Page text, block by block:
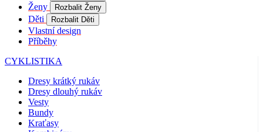
Ženy Rozbalit Ženy
Děti Rozbalit Děti
Vlastní design
Příběhy
CYKLISTIKA
Dresy krátký rukáv
Dresy dlouhý rukáv
Vesty
Bundy
Kraťasy